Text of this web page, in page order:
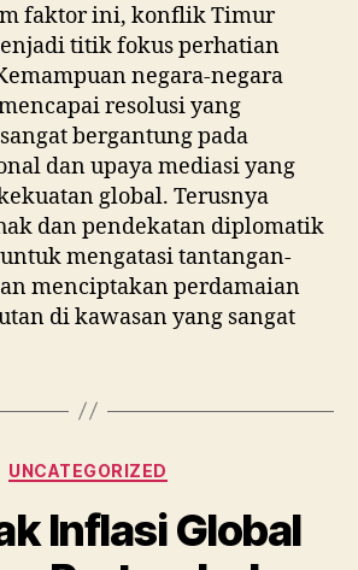
faktor ini, konflik Timur
titik fokus perhatian
negara-negara
resolusi yang
bergantung pada
dan upaya mediasi yang
global. Terusnya
dan pendekatan diplomatik
mengatasi tantangan-
menciptakan perdamaian
di kawasan yang sangat
Categories
UNCATEGORIZED
Inflasi Global